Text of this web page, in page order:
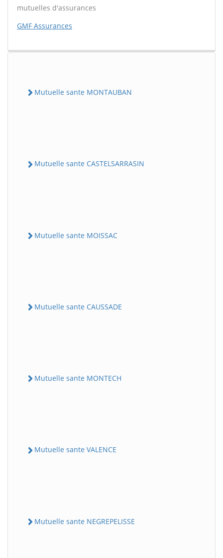
mutuelles d'assurances
GMF Assurances
Mutuelle sante MONTAUBAN
Mutuelle sante CASTELSARRASIN
Mutuelle sante MOISSAC
Mutuelle sante CAUSSADE
Mutuelle sante MONTECH
Mutuelle sante VALENCE
Mutuelle sante NEGREPELISSE